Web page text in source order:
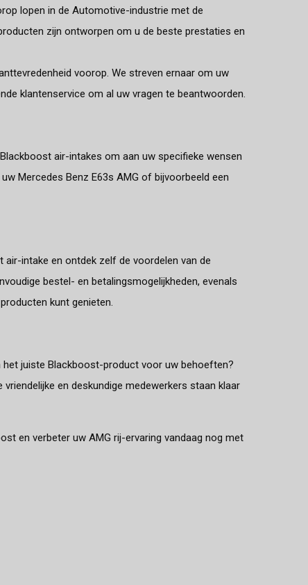
lopen in de Automotive-industrie met de
zijn ontworpen om u de beste prestaties en
voorop. We streven ernaar om uw
klantenservice om al uw vragen te beantwoorden.
air-intakes om aan uw specifieke wensen
Mercedes Benz E63s AMG of bijvoorbeeld een
air-intake en ontdek zelf de voordelen van de
bestel- en betalingsmogelijkheden, evenals
kunt genieten.
juiste Blackboost-product voor uw behoeften?
en deskundige medewerkers staan klaar
en verbeter uw AMG rij-ervaring vandaag nog met